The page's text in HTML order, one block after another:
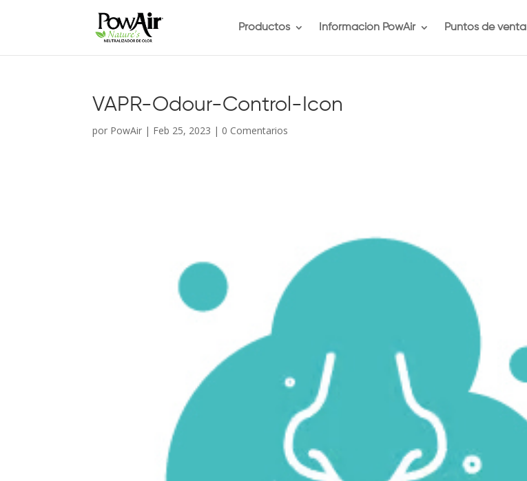
Productos Información PowAir Puntos de venta
VAPR-Odour-Control-Icon
por PowAir | Feb 25, 2023 | 0 Comentarios